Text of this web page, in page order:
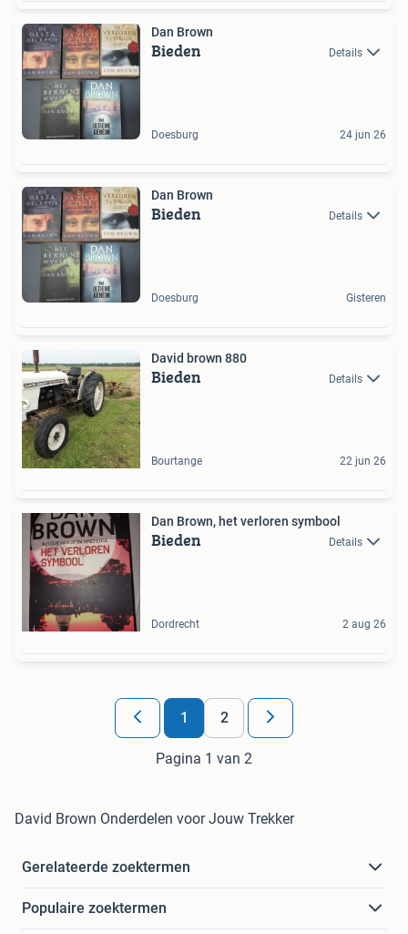
Dan Brown
Bieden Details
Doesburg 24 jun 26
Dan Brown
Bieden Details
Doesburg Gisteren
David brown 880
Bieden Details
Bourtange 22 jun 26
Dan Brown, het verloren symbool
Bieden Details
Dordrecht 2 aug 26
1 2
Pagina 1 van 2
David Brown Onderdelen voor Jouw Trekker
Gerelateerde zoektermen
Populaire zoektermen